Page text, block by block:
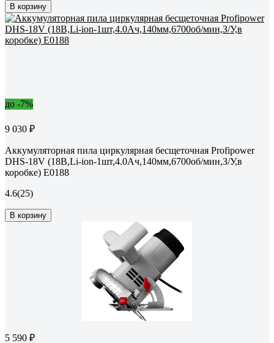
В корзину
до -7%
9 030 ₽
Аккумуляторная пила циркулярная бесщеточная Profipower
DHS-18V (18В,Li-ion-1шт,4.0Ач,140мм,6700об/мин,З/У,в
коробке) E0188
4.6(25)
В корзину
5 590 ₽